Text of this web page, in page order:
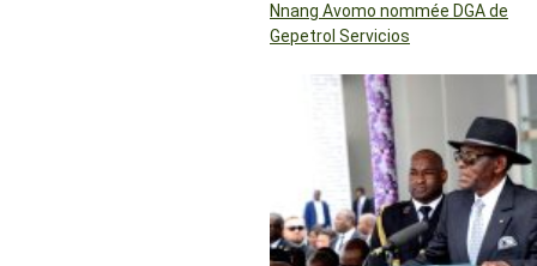
Nnang Avomo nommée DGA de
Gepetrol Servicios